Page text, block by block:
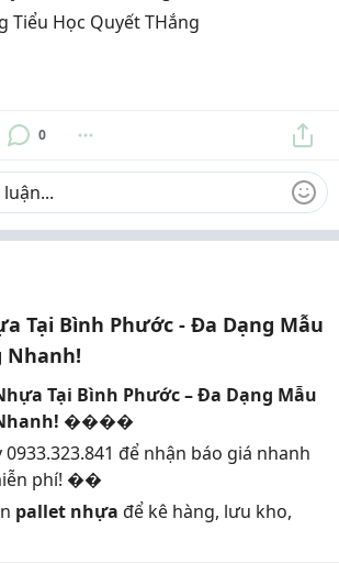
Tiểu Học Quyết THắng
0
Tại Bình Phước - Đa Dạng Mẫu
Nhanh!
Tại Bình Phước – Đa Dạng Mẫu
����
để nhận báo giá nhanh
phí! ��
pallet nhựa để kê hàng, lưu kho,